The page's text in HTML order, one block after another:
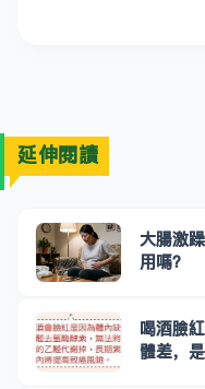
延伸閱讀
大腸激
用嗎？
喝酒臉
體差，